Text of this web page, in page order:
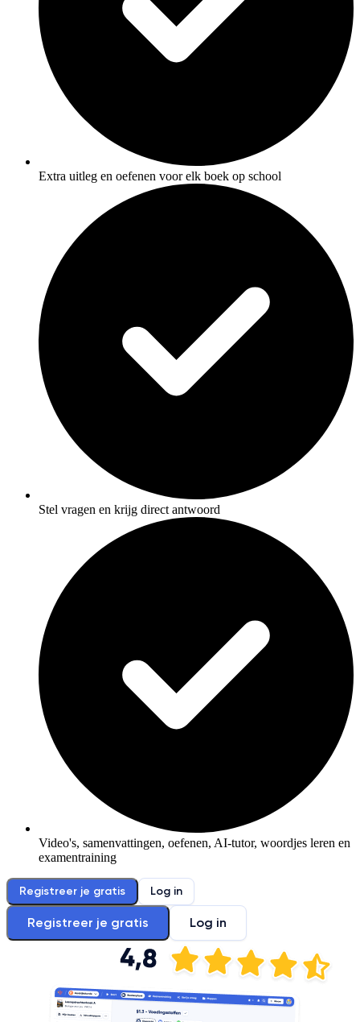
Extra uitleg en oefenen voor elk boek op school
Stel vragen en krijg direct antwoord
Video's, samenvattingen, oefenen, AI-tutor, woordjes leren en
examentraining
Registreer je gratis Log in
Registreer je gratis Log in